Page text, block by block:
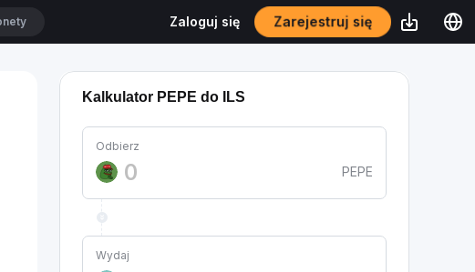
Zaloguj się Zarejestruj się
Kalkulator PEPE do ILS
Odbierz
PEPE
Wydaj